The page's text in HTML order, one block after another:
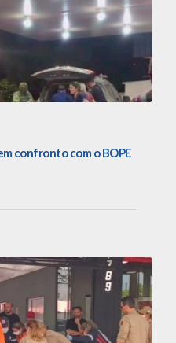
confronto com o BOPE